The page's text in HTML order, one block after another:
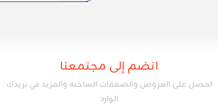
انضم إلى مجتمعنا
احصل على العروض والصفقات الساخنة والمزيد في بريدك
الوارد